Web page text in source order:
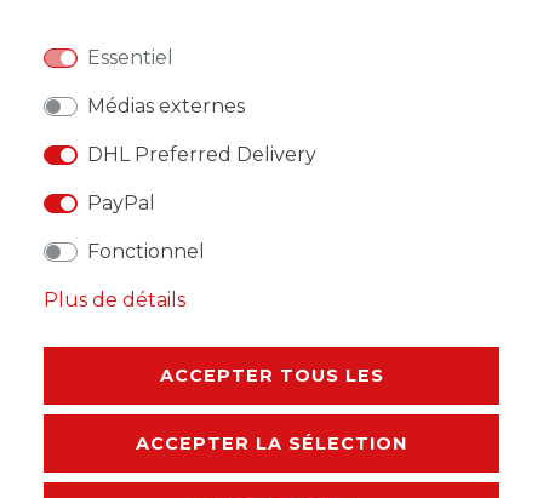
* avec TVA horsFrais de livraison
DESCRIPTION
AUTRES DÉTAILS
Essentiel
Médias externes
DHL Preferred Delivery
PayPal
Fonctionnel
Plus de détails
ACCEPTER TOUS LES
ACCEPTER LA SÉLECTION